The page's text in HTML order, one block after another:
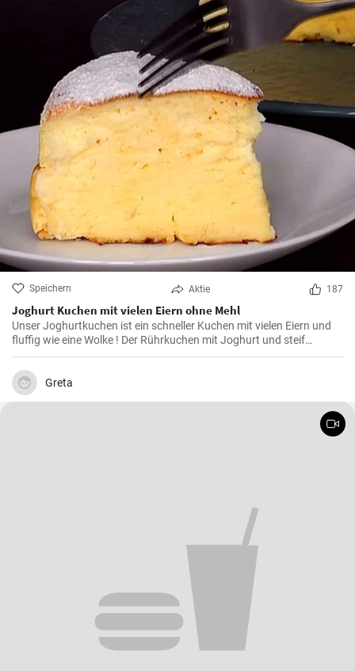
Speichern Aktie 187
Joghurt Kuchen mit vielen Eiern ohne Mehl
Unser Joghurtkuchen ist ein schneller Kuchen mit vielen Eiern und
fluffig wie eine Wolke ! Der Rührkuchen mit Joghurt und steif
geschlagenem Eiweiß (ohne Mehl) wird ihre Familie begeistern weil
er so flauschig und lecker ist.
Greta